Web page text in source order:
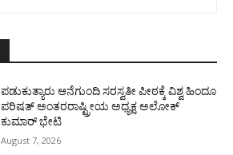
ಪಡುಕುತ್ಯಾರು ಆನೆಗುಂದಿ ಸರಸ್ವತೀ ಪೀಠಕ್ಕೆ ವಿಶ್ವ ಹಿಂದೂ
ಪರಿಷತ್ ಅಂತರರಾಷ್ಟ್ರೀಯ ಅಧ್ಯಕ್ಷ ಅಲೋಕ್
ಕುಮಾರ್ ಭೇಟಿ
August 7, 2026